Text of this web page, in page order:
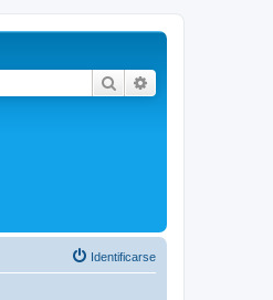
Buscar
Identificarse